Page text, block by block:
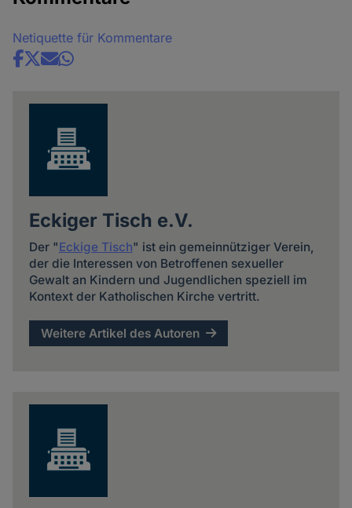
Netiquette für Kommentare
Share
Eckiger Tisch e.V.
Der "Eckige Tisch" ist ein gemeinnütziger Verein,
der die Interessen von Betroffenen sexueller
Gewalt an Kindern und Jugendlichen speziell im
Kontext der Katholischen Kirche vertritt.
Weitere Artikel des Autoren